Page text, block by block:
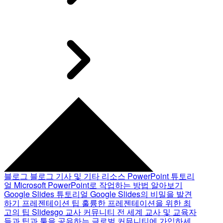
블로그 블로그 기사 및 기타 리소스 PowerPoint 튜토리
얼 Microsoft PowerPoint로 작업하는 방법 알아보기
Google Slides 튜토리얼 Google Slides의 비밀을 발견
하기 프레젠테이션 팁 훌륭한 프레젠테이션을 위한 최
고의 팁 Slidesgo 교사 커뮤니티 전 세계 교사 및 교육자